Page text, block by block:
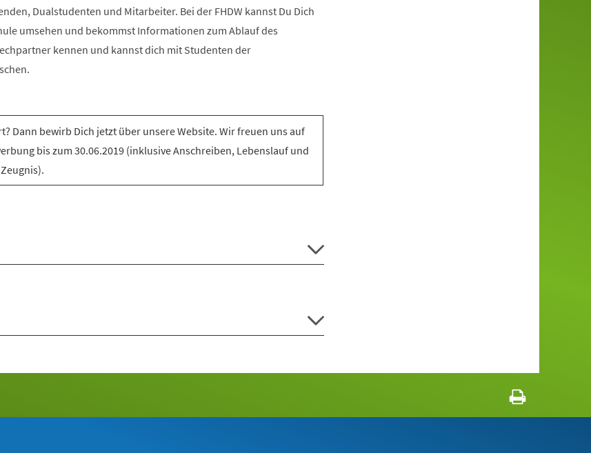
Dualstudenten und Mitarbeiter. Bei der FHDW kannst Du Dich
umsehen und bekommst Informationen zum Ablauf des
kennen und kannst dich mit Studenten der
Dann bewirb Dich jetzt über unsere Website. Wir freuen uns auf
bis zum 30.06.2019 (inklusive Anschreiben, Lebenslauf und